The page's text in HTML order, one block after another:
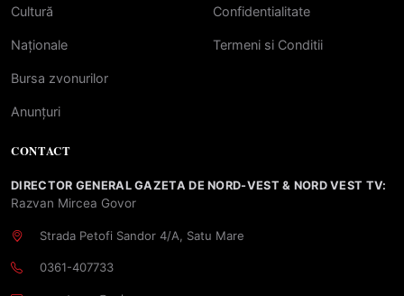
Cultură
Naționale
Bursa zvonurilor
Anunțuri
Confidentialitate
Termeni si Conditii
CONTACT
DIRECTOR GENERAL GAZETA DE NORD-VEST & NORD VEST TV:
Razvan Mircea Govor
Strada Petofi Sandor 4/A, Satu Mare
0361-407733